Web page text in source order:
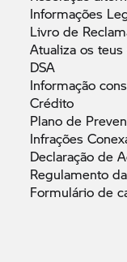
Informações
Livro de
Atualiza os teus
DSA
Informação
Crédito
Plano de
Infrações
Declaração de
Regulamento
Formulário de